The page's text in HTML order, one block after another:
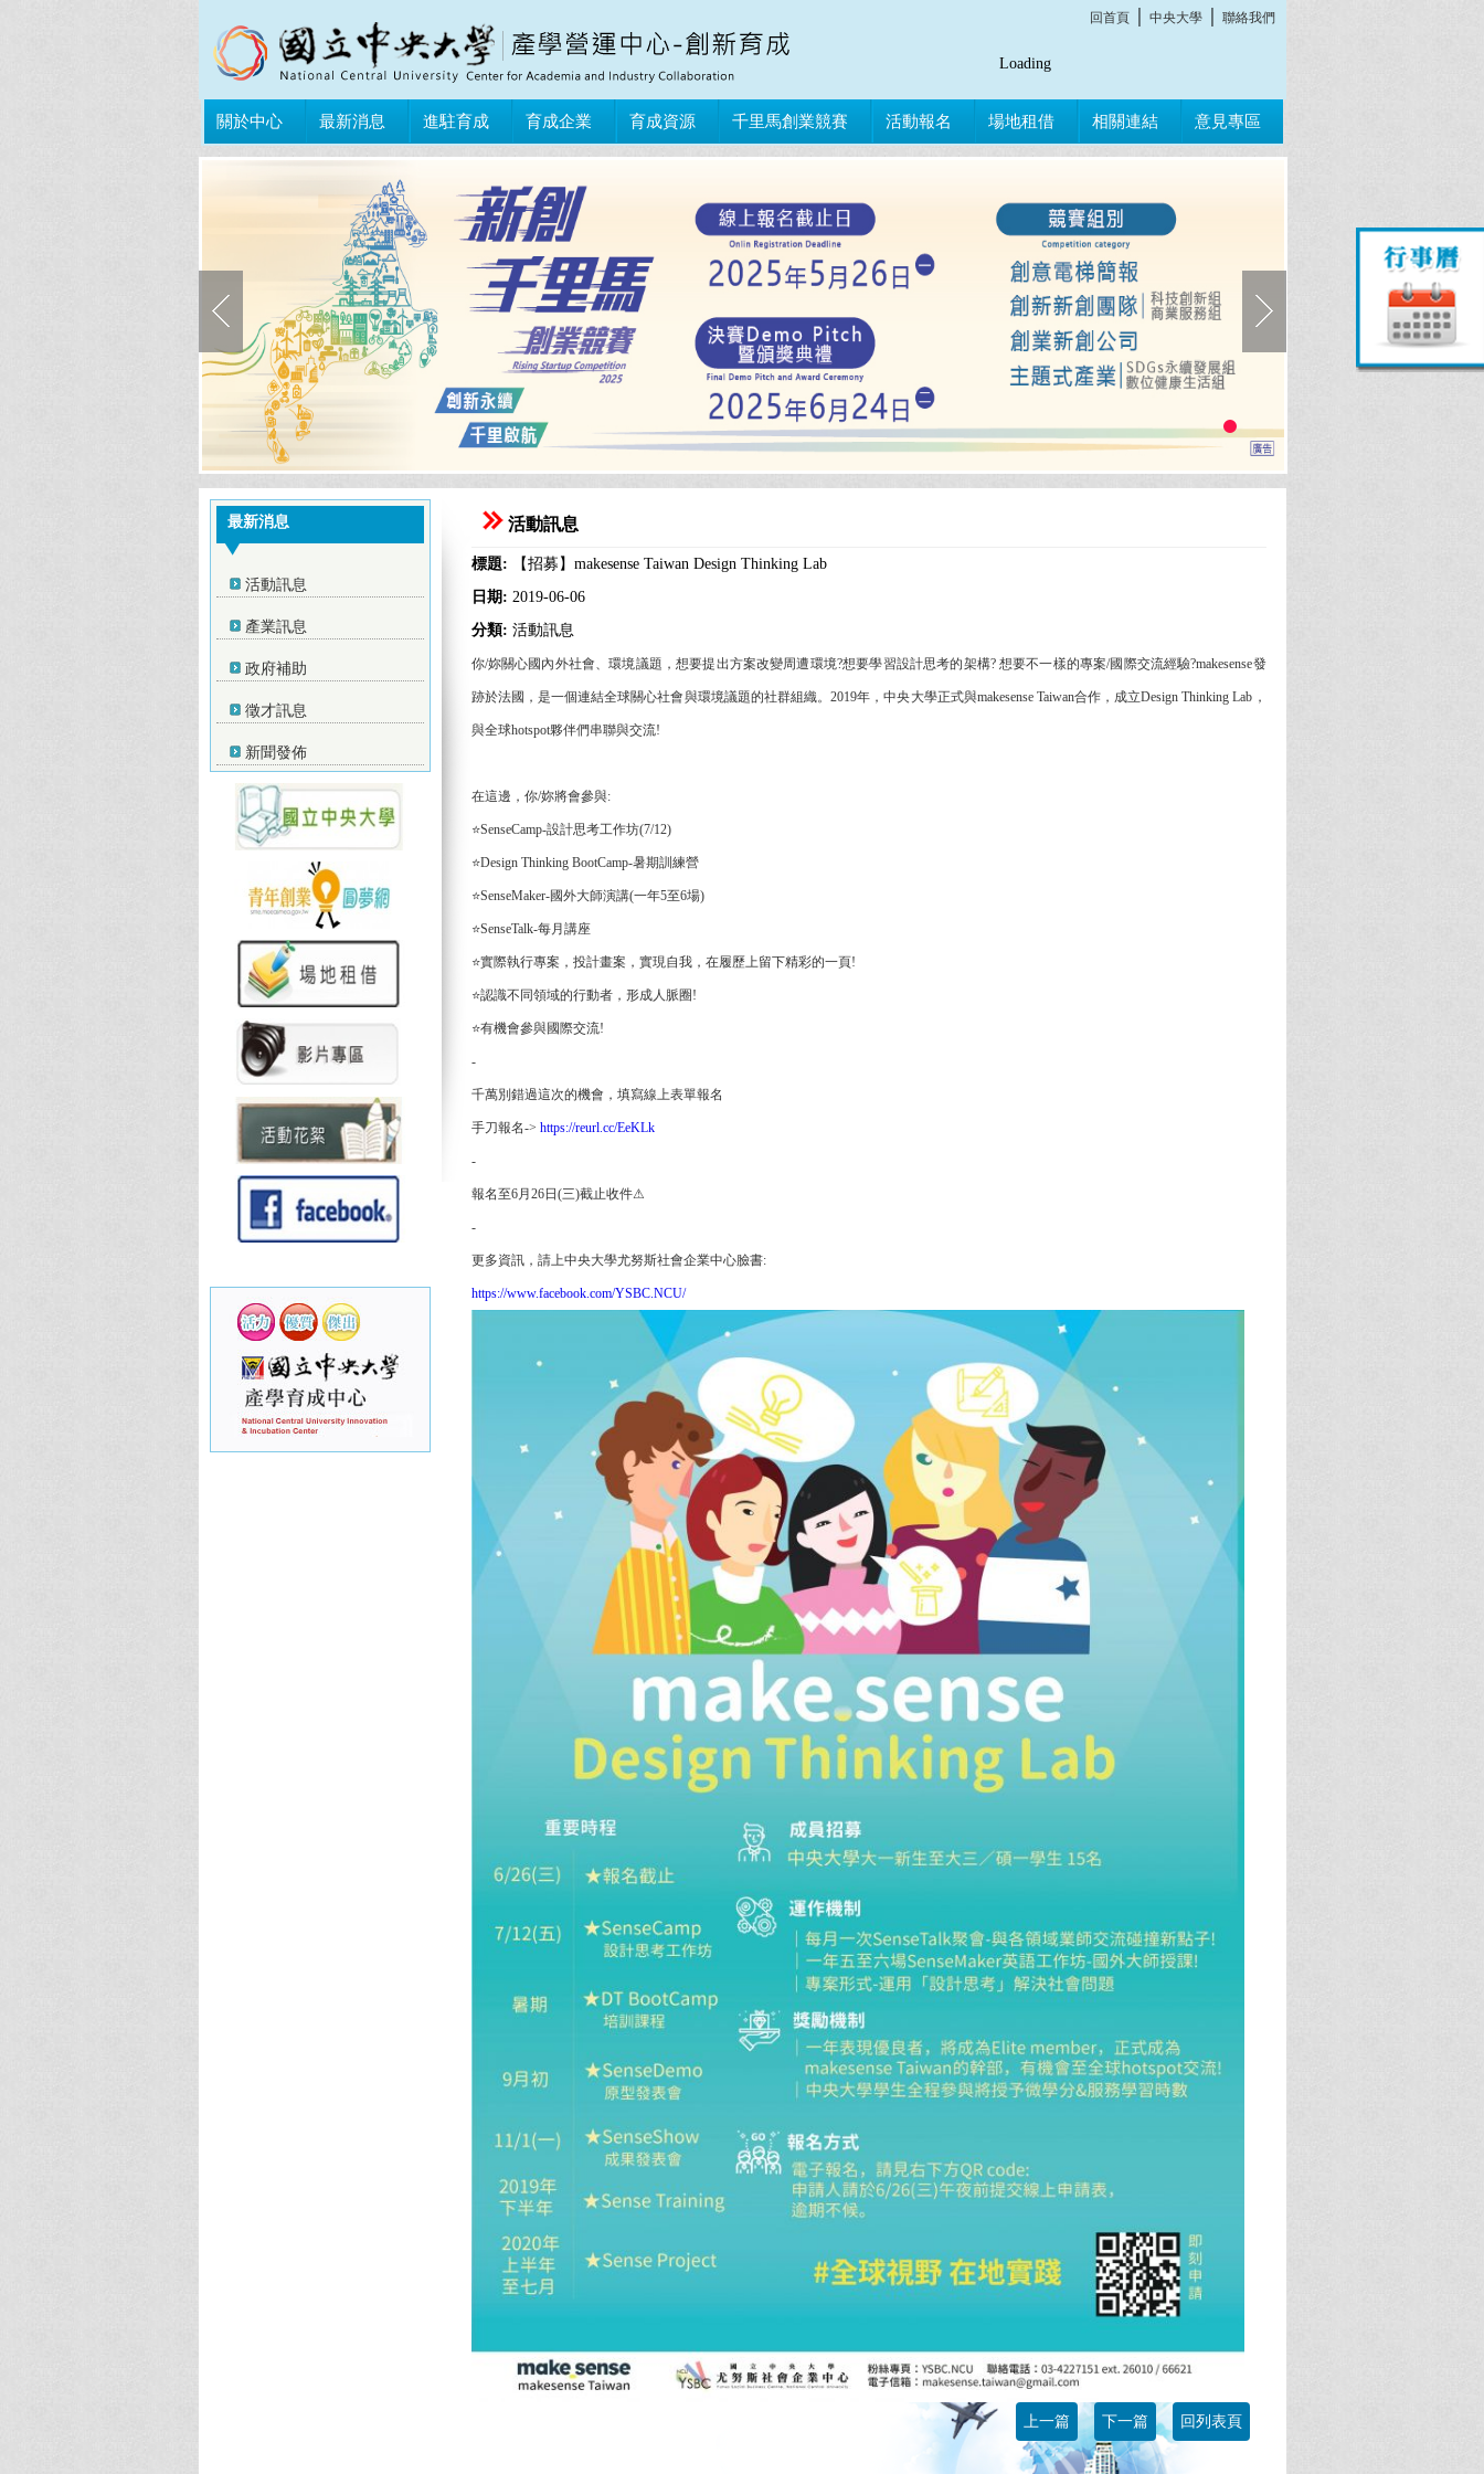
回首頁│ 中央大學│ 聯絡我們
Loading
關於中心 最新消息 進駐育成 育成企業 育成資源 千里馬創業競賽 活動報名 場地租借 相關連結 意見專區
最新消息
活動訊息
產業訊息
政府補助
徵才訊息
新聞發佈
活動訊息
標題: 【招募】makesense Taiwan Design Thinking Lab
日期: 2019-06-06
分類: 活動訊息
你/妳關心國內外社會、環境議題，想要提出方案改變周遭環境?想要學習設計思考的架構? 想要不一樣的專案/國際交流經驗?makesense發
跡於法國，是一個連結全球關心社會與環境議題的社群組織。2019年，中央大學正式與makesense Taiwan合作，成立Design Thinking Lab，
與全球hotspot夥伴們串聯與交流!
在這邊，你/妳將會參與:
⭐SenseCamp-設計思考工作坊(7/12)
⭐Design Thinking BootCamp-暑期訓練營
⭐SenseMaker-國外大師演講(一年5至6場)
⭐SenseTalk-每月講座
⭐實際執行專案，投計畫案，實現自我，在履歷上留下精彩的一頁!
⭐認識不同領域的行動者，形成人脈圈!
⭐有機會參與國際交流!
-
千萬別錯過這次的機會，填寫線上表單報名
手刀報名-> https://reurl.cc/EeKLk
-
報名至6月26日(三)截止收件⚠
-
更多資訊，請上中央大學尤努斯社會企業中心臉書:
https://www.facebook.com/YSBC.NCU/
上一篇 下一篇 回列表頁